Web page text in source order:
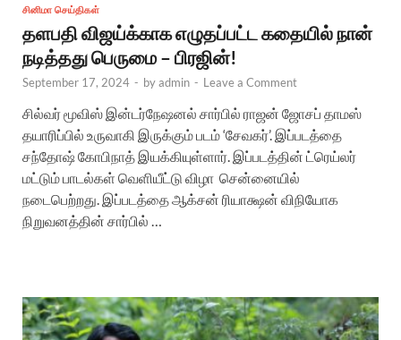
சினிமா செய்திகள்
தளபதி விஜய்க்காக எழுதப்பட்ட கதையில் நான்
நடித்தது பெருமை – பிரஜின்!
September 17, 2024 - byadmin - Leave a Comment
சில்வர் மூவிஸ் இன்டர்நேஷனல் சார்பில் ராஜன் ஜோசப் தாமஸ்
தயாரிப்பில் உருவாகி இருக்கும் படம் ‘சேவகர்’. இப்படத்தை
சந்தோஷ் கோபிநாத் இயக்கியுள்ளார். இப்படத்தின் ட்ரெய்லர்
மட்டும் பாடல்கள் வெளியீட்டு விழா சென்னையில்
நடைபெற்றது. இப்படத்தை ஆக்சன் ரியாக்ஷன் விநியோக
நிறுவனத்தின் சார்பில் …